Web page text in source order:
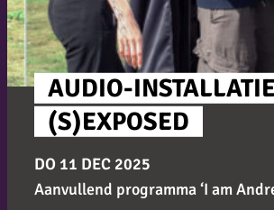
DO 11 DEC 2025
AUDIO-
(S)EXPOSED
Aanvullend programma ‘I am